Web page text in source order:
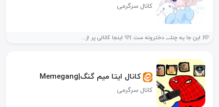
کانال سرگرمی
🩷﴿ این جا یه چنلـ‍ـ‍ـــ دخترونه ست ﴾🩷 اینجا کانالی پر از...
کانال ایتا میم گنگ|Memegang
کانال سرگرمی